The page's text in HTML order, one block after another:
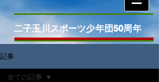
二子玉川スポーツ少年団50周年
記事
全ての記事